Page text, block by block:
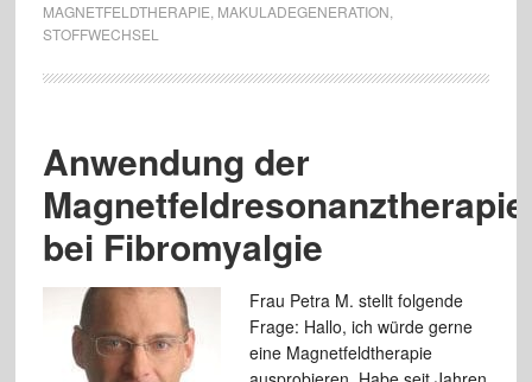
MAGNETFELDTHERAPIE MAKULADEGENERATION
STOFFWECHSEL
Anwendung der
Magnetfeldresonanztherapie
bei Fibromyalgie
Frau Petra M. stellt folgende
Frage: Hallo, ich würde gerne
eine Magnetfeldtherapie